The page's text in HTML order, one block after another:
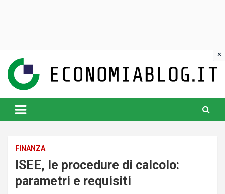
content
www.economiablog.it
FINANZA
ISEE, le procedure di calcolo:
parametri e requisiti